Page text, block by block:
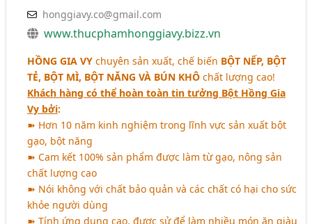
honggiavy.co@gmail.com
www.thucphamhonggiavy.bizz.vn
HỒNG GIA VY chuyên sản xuất, chế biến BỘT NẾP, BỘT
TẺ, BỘT MÌ, BỘT NĂNG VÀ BÚN KHÔ chất lượng cao!
Khách hàng có thể hoàn toàn tin tưởng Bột Hồng Gia
Vy bởi:
➽ Hơn 10 năm kinh nghiệm trong lĩnh vực sản xuất bột
gạo, bột năng
➽ Cam kết 100% sản phẩm được làm từ gạo, nông sản
chất lượng cao
➽ Nói không với chất bảo quản và các chất có hại cho sức
khỏe người dùng
➽ Tính ứng dụng cao, được sử để làm nhiều món ăn giàu